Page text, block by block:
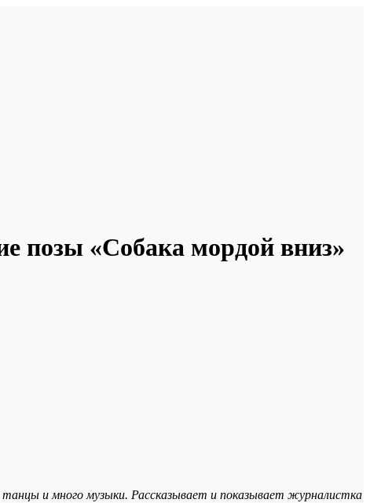
позы «Собака мордой вниз»
и много музыки. Рассказывает и показывает журналистка